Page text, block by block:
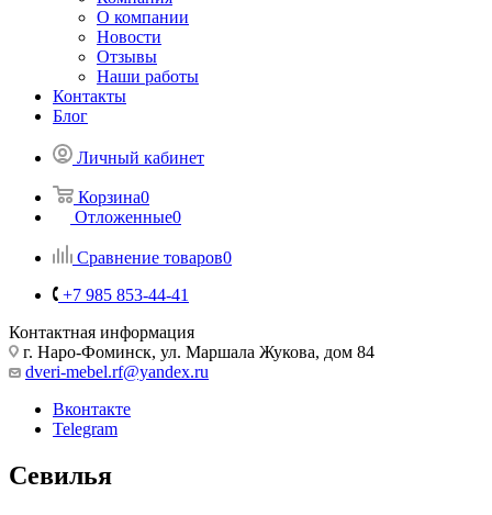
О компании
Новости
Отзывы
Наши работы
Контакты
Блог
Личный кабинет
Корзина0
Отложенные0
Сравнение товаров0
+7 985 853-44-41
Контактная информация
г. Наро-Фоминск, ул. Маршала Жукова, дом 84
dveri-mebel.rf@yandex.ru
Вконтакте
Telegram
Севилья